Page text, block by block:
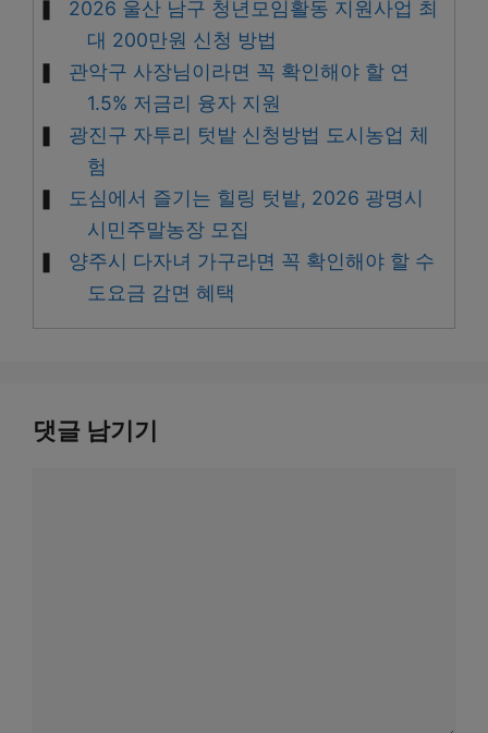
2026 울산 남구 청년모임활동 지원사업 최
대 200만원 신청 방법
관악구 사장님이라면 꼭 확인해야 할 연
1.5% 저금리 융자 지원
광진구 자투리 텃밭 신청방법 도시농업 체
험
도심에서 즐기는 힐링 텃밭, 2026 광명시
시민주말농장 모집
양주시 다자녀 가구라면 꼭 확인해야 할 수
도요금 감면 혜택
댓글 남기기